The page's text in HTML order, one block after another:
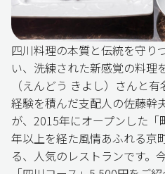
四川料理の本質と伝統を守り
い、洗練された新感覚の料理
（えんどう きよし）さんと
経験を積んだ支配人の佐藤幹
が、2015年にオープンした
年以上を経た風情あふれる京
る、人気のレストランです。